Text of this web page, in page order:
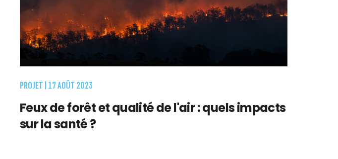
PROJET | 17 AOÛT 2023
Feux de forêt et qualité de l'air : quels impacts
sur la santé ?